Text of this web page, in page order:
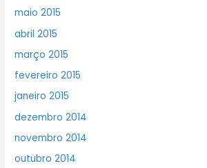
maio 2015
abril 2015
março 2015
fevereiro 2015
janeiro 2015
dezembro 2014
novembro 2014
outubro 2014